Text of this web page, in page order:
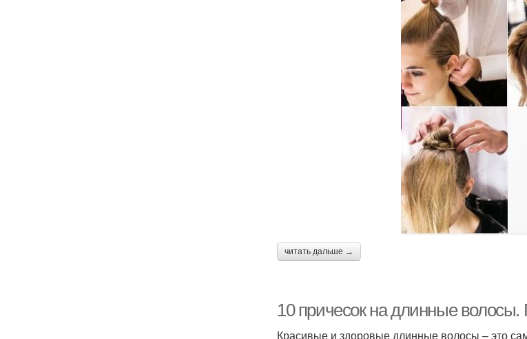
читать дальше →
10 причесок на длинные
Красивые и здоровые длинные волосы – это